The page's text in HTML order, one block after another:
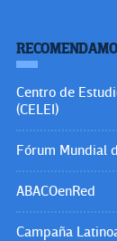
Centro de
(CELEI)
Fórum Mundial
ABACOenRed
Campaña